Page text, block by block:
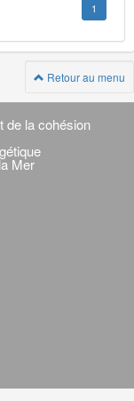
1
Retour au menu
de la cohésion
Mer